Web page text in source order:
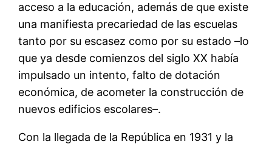
acceso a la educación, además de que existe
una manifiesta precariedad de las escuelas
tanto por su escasez como por su estado –lo
que ya desde comienzos del siglo XX había
impulsado un intento, falto de dotación
económica, de acometer la construcción de
nuevos edificios escolares–.
Con la llegada de la República en 1931 y la